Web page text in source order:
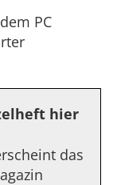
PC
hier
das